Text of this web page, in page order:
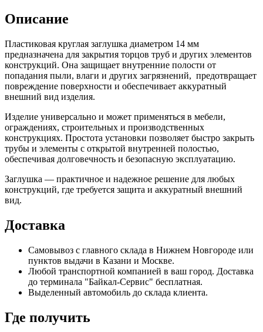
Описание
Пластиковая круглая заглушка диаметром 14 мм
предназначена для закрытия торцов труб и других элементов
конструкций. Она защищает внутренние полости от
попадания пыли, влаги и других загрязнений, предотвращает
повреждение поверхности и обеспечивает аккуратный
внешний вид изделия.
Изделие универсально и может применяться в мебели,
ограждениях, строительных и производственных
конструкциях. Простота установки позволяет быстро закрыть
трубы и элементы с открытой внутренней полостью,
обеспечивая долговечность и безопасную эксплуатацию.
Заглушка — практичное и надежное решение для любых
конструкций, где требуется защита и аккуратный внешний
вид.
Доставка
Самовывоз с главного склада в Нижнем Новгороде или
пунктов выдачи в Казани и Москве.
Любой транспортной компанией в ваш город. Доставка
до терминала "Байкал-Сервис" бесплатная.
Выделенный автомобиль до склада клиента.
Где получить